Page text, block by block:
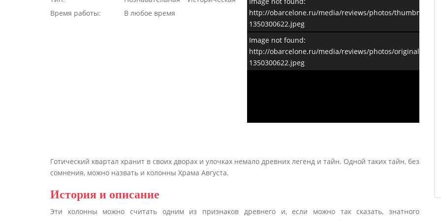
http://obarcelone.ru/media/reviews/photos/thumbnail/
1350300622.jpeg
Image not found:
http://obarcelone.ru/media/reviews/photos/original/72/b6/
1350300622.jpeg
Время работы:
В любое время
Готический квартал хранит в своих дворах и улочках немало древних легенд и тайн. Одной таких тайн, без
сомнения, можно назвать и колонны Храма Августа.
История и описание
Эти колонны можно считать одним из признаков древнего и, если можно так сказать, знатного